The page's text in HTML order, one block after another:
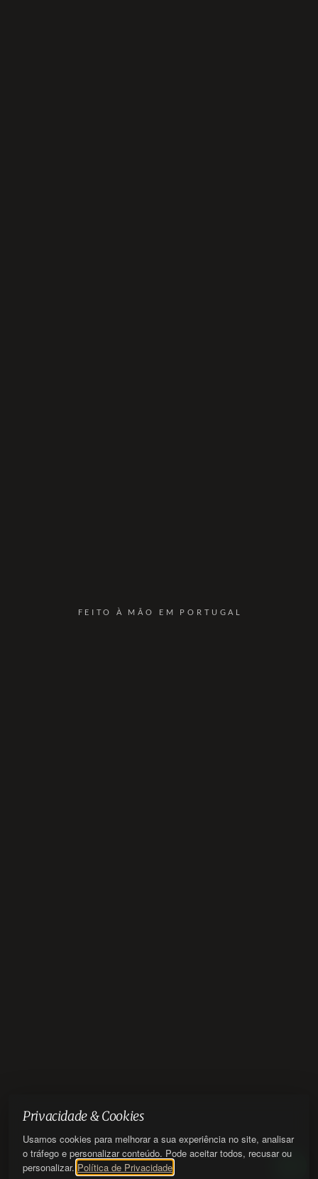
FEITO À MÃO EM PORTUGAL
Privacidade & Cookies
Usamos cookies para melhorar a sua experiência no site, analisar
o tráfego e personalizar conteúdo. Pode aceitar todos, recusar ou
personalizar. Política de Privacidade